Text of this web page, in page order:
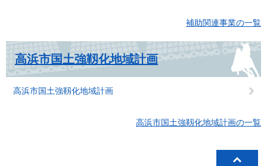
補助関連事業の一覧
高浜市国土強靱化地域計画
高浜市国土強靱化地域計画
高浜市国土強靱化地域計画の一覧